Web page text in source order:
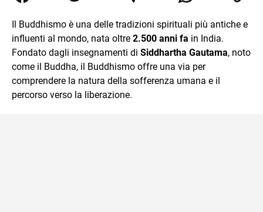
storia della Chiesa. È dottorando presso la Facoltà
volume Giovani Minzoni terra incognita.
Il Buddhismo è una delle tradizioni spirituali più antiche e
influenti al mondo, nata oltre 2.500 anni fa in India.
Fondato dagli insegnamenti di Siddhartha Gautama, noto
come il Buddha, il Buddhismo offre una via per
comprendere la natura della sofferenza umana e il
percorso verso la liberazione.